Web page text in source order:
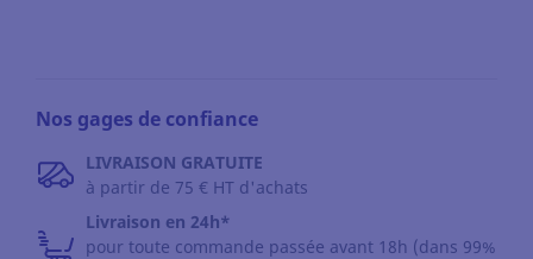
Nos gages de confiance
LIVRAISON GRATUITE
à partir de 75 € HT d'achats
Livraison en 24h*
pour toute commande passée avant 18h (dans 99%